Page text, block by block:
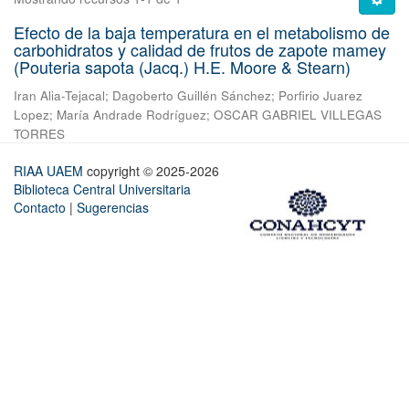
Efecto de la baja temperatura en el metabolismo de
carbohidratos y calidad de frutos de zapote mamey
(Pouteria sapota (Jacq.) H.E. Moore & Stearn)
Iran Alia-Tejacal; Dagoberto Guillén Sánchez; Porfirio Juarez
Lopez; María Andrade Rodríguez; OSCAR GABRIEL VILLEGAS
TORRES
RIAA UAEM copyright © 2025-2026
Biblioteca Central Universitaria
Contacto | Sugerencias